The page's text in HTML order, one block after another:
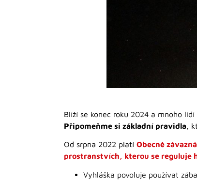
Blíží se konec roku 2024 a mnoho
Připomeňme si základní pravidla,
Od srpna 2022 platí Obecně
prostranstvích, kterou se reguluje
Vyhláška povoluje používat